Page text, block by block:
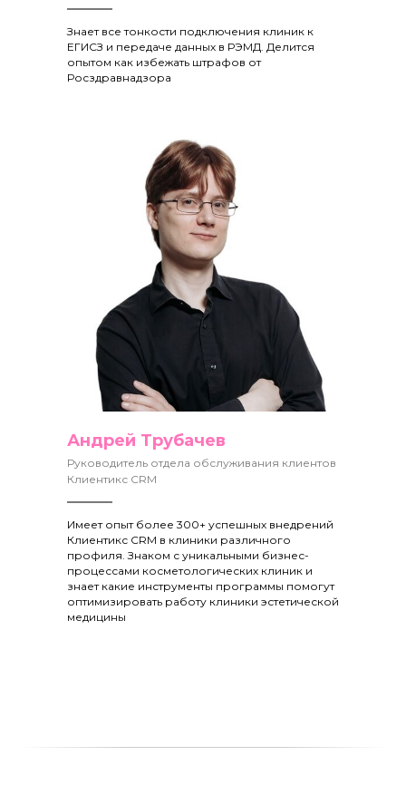
Знает все тонкости подключения клиник к
ЕГИСЗ и передаче данных в РЭМД. Делится
опытом как избежать штрафов от
Росздравнадзора
Андрей Трубачев
Руководитель отдела обслуживания клиентов
Клиентикс CRM
Имеет опыт более 300+ успешных внедрений
Клиентикс CRM в клиники различного
профиля. Знаком с уникальными бизнес-
процессами косметологических клиник и
знает какие инструменты программы помогут
оптимизировать работу клиники эстетической
медицины